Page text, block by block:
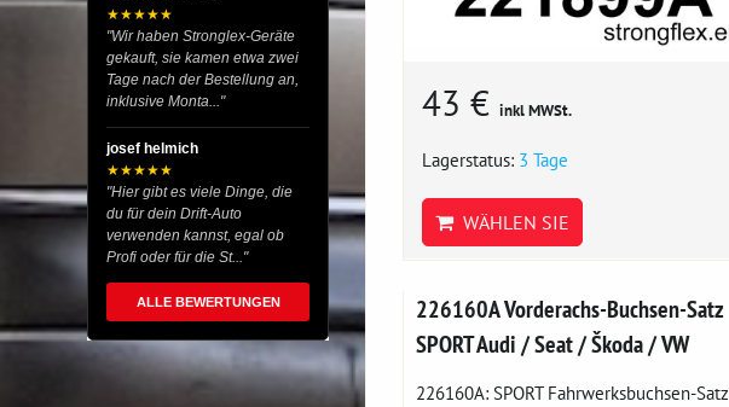
43 € inkl MWSt.
Lagerstatus: 3 Tage
WÄHLEN SIE
226160A Vorderachs-Buchsen-Satz
SPORT Audi / Seat / Škoda / VW
226160A: SPORT Fahrwerksbuchsen-Satz
★★★★★
"Wir haben Stronglex-Geräte
gekauft, sie kamen etwa zwei
Tage nach der Bestellung an,
inklusive Monta..."
josef helmich
★★★★★
"Hier gibt es viele Dinge, die
du für dein Drift-Auto
verwenden kannst, egal ob
Profi oder für die St..."
ALLE BEWERTUNGEN